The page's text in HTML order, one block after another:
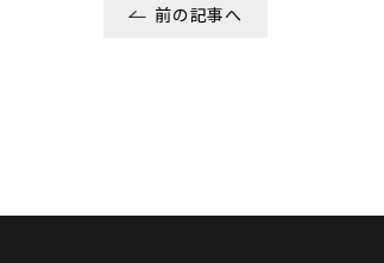
前の記事へ